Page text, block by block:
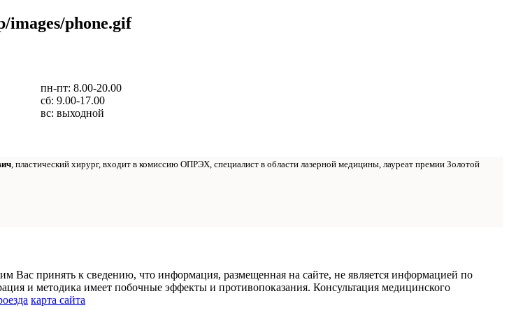
пн-пт: 8.00-20.00
сб: 9.00-17.00
вс: выходной
, пластический хирург, входит в комиссию ОПРЭХ, специалист в области лазерной медицины, лауреат премии Золотой
Вас принять к сведению, что информация, размещенная на сайте, не является информацией по
и методика имеет побочные эффекты и противопоказания. Консультация медицинского
карта сайта